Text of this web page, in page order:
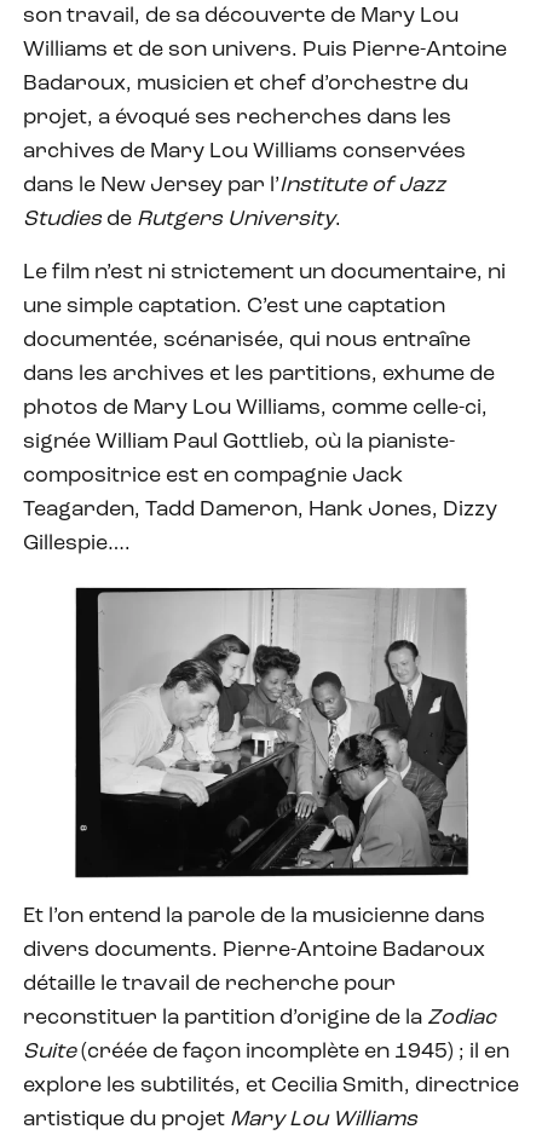
son travail, de sa découverte de Mary Lou
Williams et de son univers. Puis Pierre-Antoine
Badaroux, musicien et chef d’orchestre du
projet, a évoqué ses recherches dans les
archives de Mary Lou Williams conservées
dans le New Jersey par l’Institute of Jazz
Studiesde Rutgers University.
Le film n’est ni strictement un documentaire, ni
une simple captation. C’est une captation
documentée, scénarisée, qui nous entraîne
dans les archives et les partitions, exhume de
photos de Mary Lou Williams, comme celle-ci,
signée William Paul Gottlieb, où la pianiste-
compositrice est en compagnie Jack
Teagarden, Tadd Dameron, Hank Jones, Dizzy
Gillespie….
Et l’on entend la parole de la musicienne dans
divers documents. Pierre-Antoine Badaroux
détaille le travail de recherche pour
reconstituer la partition d’origine de la Zodiac
Suite(créée de façon incomplète en 1945) ; il en
explore les subtilités, et Cecilia Smith, directrice
artistique du projet Mary Lou Williams